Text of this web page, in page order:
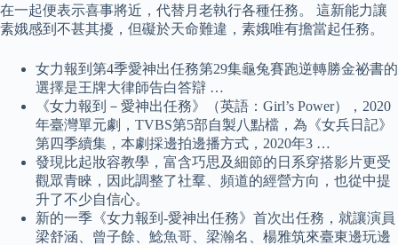
在一起便表示喜事將近，代替月老執行各種任務。 這新能力讓
素娥感到不甚其擾，但礙於天命難違，素娥唯有擔當起任務。
女力報到第4季愛神出任務第29集龜兔賽跑逆轉勝金祕書的
選擇是王牌大律師告白答辯 …
《女力報到－愛神出任務》（英語：Girl’s Power），2020
年臺灣單元劇，TVBS第5部自製八點檔，為《女兵日記》
第四季續集，本劇採邊拍邊播方式，2020年3 …
發現比起妝容教學，富含巧思及細節的日系穿搭影片更受
觀眾青睞，因此調整了社羣、頻道的經營方向，也從中提
升了不少自信心。
新的一季《女力報到-愛神出任務》首次出任務，就讓演員
梁舒涵、曾子餘、鯰魚哥、梁瀚名、楊雅筑來臺東邊玩邊